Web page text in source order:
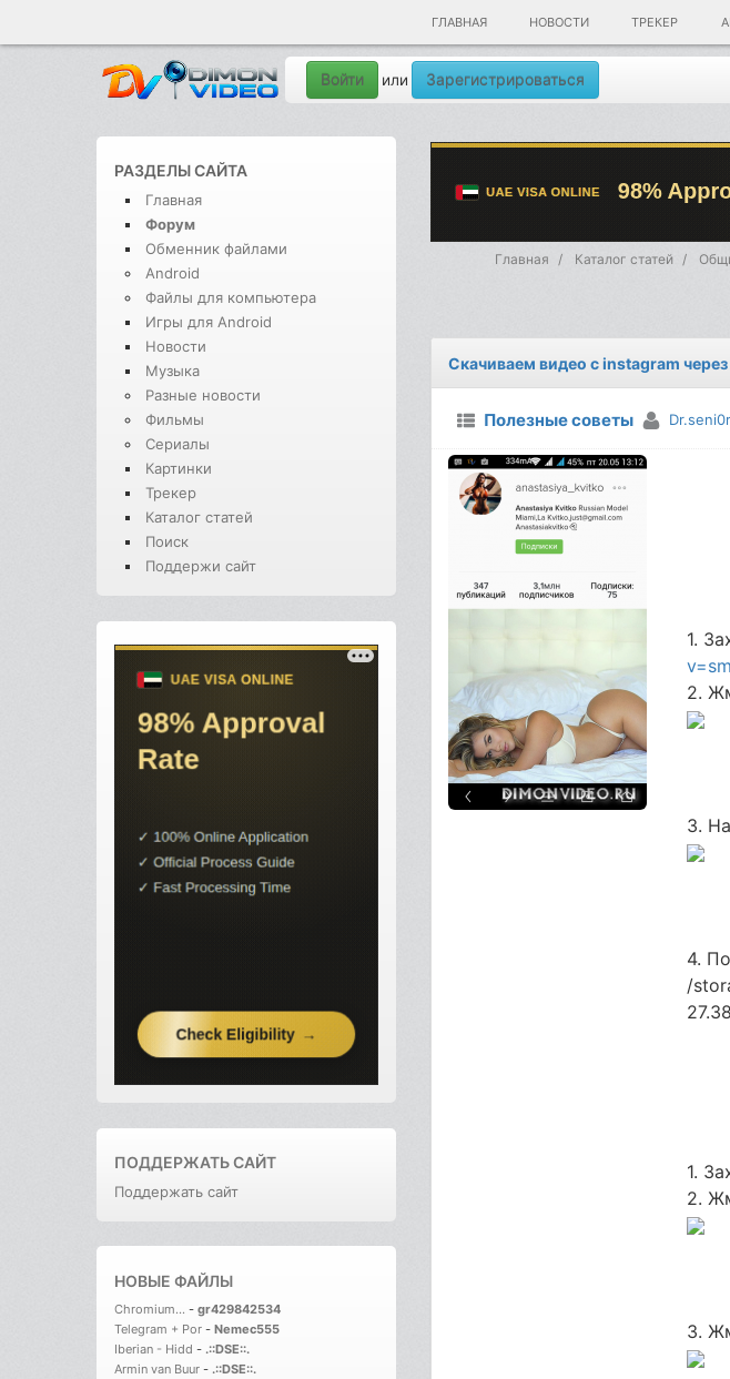
ГЛАВНАЯ НОВОСТИ ТРЕКЕР
Войти или Зарегистрироваться
РАЗДЕЛЫ САЙТА
Главная
Форум
Обменник файлами
Android
Файлы для компьютера
Игры для Android
Новости
Музыка
Разные новости
Фильмы
Сериалы
Картинки
Трекер
Каталог статей
Поиск
Поддержи сайт
ПОДДЕРЖАТЬ САЙТ
Поддержать сайт
НОВЫЕ ФАЙЛЫ
Chromium... - gr429842534
Telegram + Por - Nemec555
Iberian - Hidd - .::DSE::.
Armin van Buur - .::DSE::.
Главная Каталог статей
Скачиваем видео с instagram
Полезные советы Dr.seni0r
1.
2.
3.
4.
/
1.
2.
3.